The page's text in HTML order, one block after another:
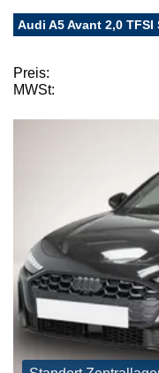
Audi A5 Avant 2,0
Preis:
MWSt: